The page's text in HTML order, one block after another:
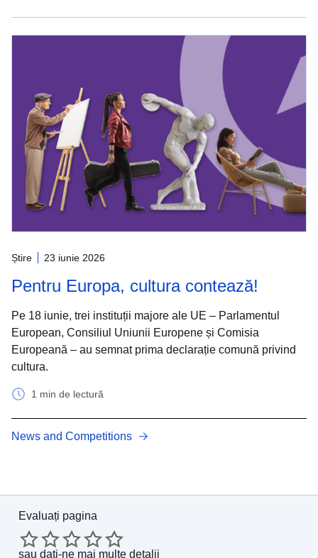
Știre 23 iunie 2026
Pentru Europa, cultura contează!
Pe 18 iunie, trei instituții majore ale UE – Parlamentul
European, Consiliul Uniunii Europene și Comisia
Europeană – au semnat prima declarație comună privind
cultura.
1 min de lectură
News and Competitions
Evaluați pagina
sau dați-ne mai multe detalii